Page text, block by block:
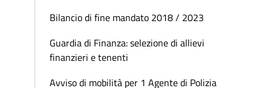
Bilancio di fine mandato 2018 / 2023
Guardia di Finanza: selezione di allievi
finanzieri e tenenti
Avviso di mobilità per 1 Agente di Polizia